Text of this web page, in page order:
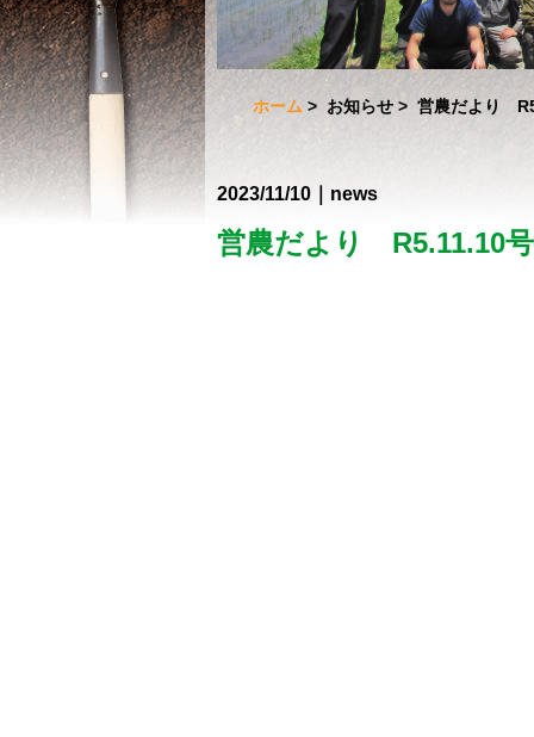
ホーム > お知らせ > 営農だより
2023/11/10｜news
営農だより R5.11.10号